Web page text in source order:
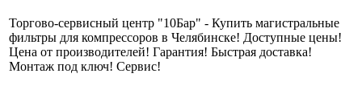
Торгово-сервисный центр "10Бар" - Купить магистральные
фильтры для компрессоров в Челябинске! Доступные цены!
Цена от производителей! Гарантия! Быстрая доставка!
Монтаж под ключ! Сервис!